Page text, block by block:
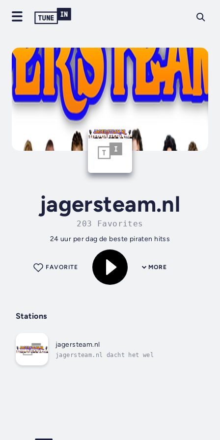
jagersteam.nl
203 Favorites
24 uur per dag de beste piraten hitss
MORE
FAVORITE
Stations
jagersteam.nl
jagersteam.nl dacht het wel